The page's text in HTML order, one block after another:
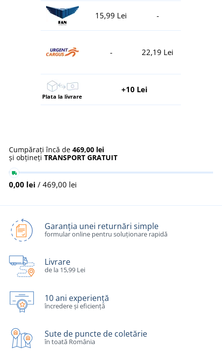
15,99 Lei -
- 22,19 Lei
Plata la livrare
+10 Lei
Cumpărați încă de 469,00 lei
și obțineți TRANSPORT GRATUIT
0,00 lei / 469,00 lei
Garanția unei returnări simple
formular online pentru soluționare rapidă
Livrare
de la 15,99 Lei
10 ani experiență
încredere și eficiență
Sute de puncte de coletărie
în toată România